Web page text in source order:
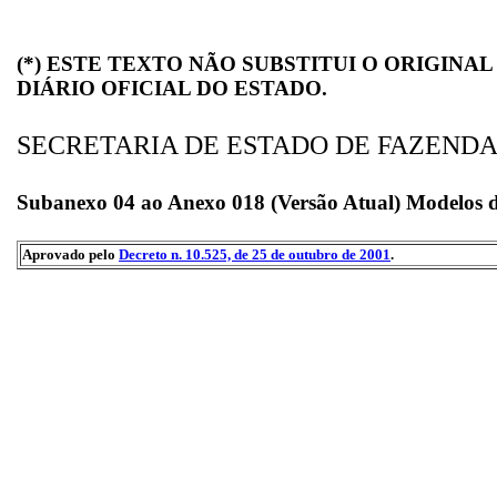
(*) ESTE TEXTO NÃO SUBSTITUI O
DIÁRIO OFICIAL DO ESTADO.
SECRETARIA DE ESTADO DE FAZENDA
Subanexo 04 ao Anexo 018 (Versão Atual) Modelos
Aprovado pelo Decreto n. 10.525, de 25 de outubro de 2001.